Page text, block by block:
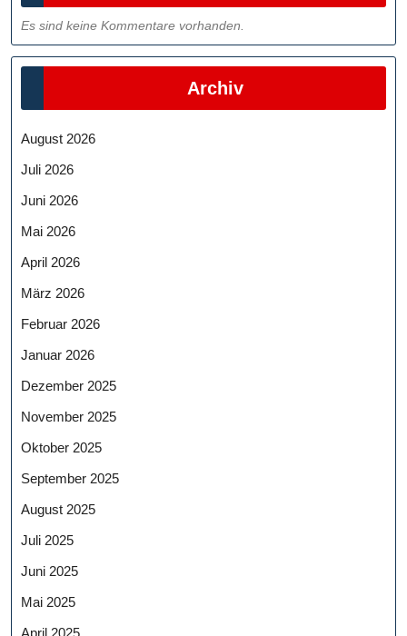
Es sind keine Kommentare vorhanden.
Archiv
August 2026
Juli 2026
Juni 2026
Mai 2026
April 2026
März 2026
Februar 2026
Januar 2026
Dezember 2025
November 2025
Oktober 2025
September 2025
August 2025
Juli 2025
Juni 2025
Mai 2025